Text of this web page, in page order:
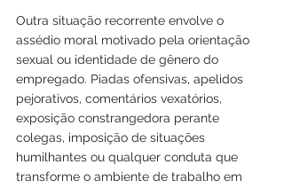
Outra situação recorrente envolve o
assédio moral motivado pela orientação
sexual ou identidade de gênero do
empregado. Piadas ofensivas, apelidos
pejorativos, comentários vexatórios,
exposição constrangedora perante
colegas, imposição de situações
humilhantes ou qualquer conduta que
transforme o ambiente de trabalho em